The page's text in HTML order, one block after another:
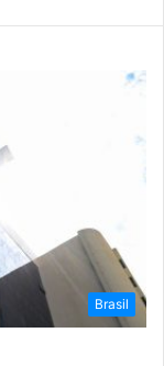
Brasil